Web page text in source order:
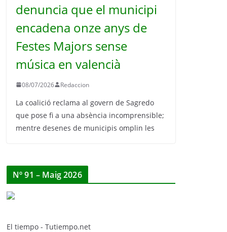
denuncia que el municipi
encadena onze anys de
Festes Majors sense
música en valencià
08/07/2026 Redaccion
La coalició reclama al govern de Sagredo
que pose fi a una absència incomprensible;
mentre desenes de municipis omplin les
Nº 91 – Maig 2026
El tiempo - Tutiempo.net